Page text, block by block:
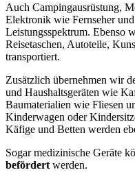
Auch Campingausrüstung,
Elektronik wie Fernseher
Leistungsspektrum. Ebenso
Reisetaschen, Autoteile,
transportiert.
Zusätzlich übernehmen wir
und Haushaltsgeräten wie
Baumaterialien wie Fliesen
Kinderwagen oder
Käfige und Betten werden
Sogar medizinische Geräte
befördert werden.